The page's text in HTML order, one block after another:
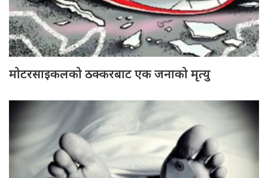
मोटरसाइकलको ठक्करबाट एक जनाको मृत्यु